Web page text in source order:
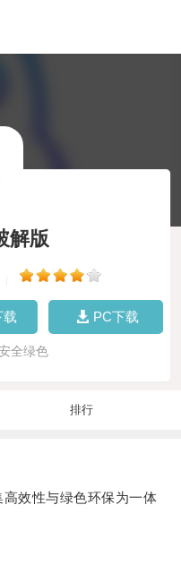
解版
载 PC下载
全绿色
排行
效性与绿色环保为一体